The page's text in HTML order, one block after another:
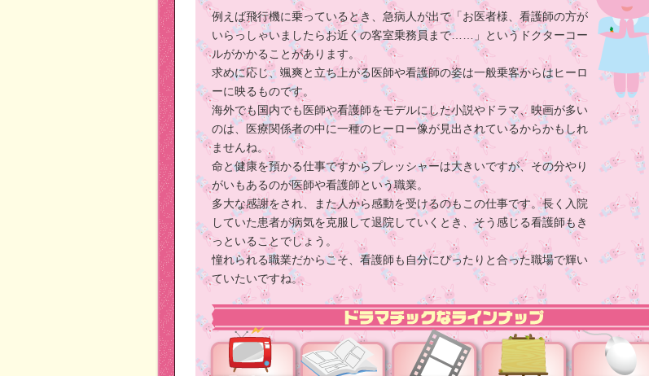
例えば飛行機に乗っているとき、急病人が出で「お医者様、看護師の方が
いらっしゃいましたらお近くの客室乗務員まで……」というドクターコー
ルがかかることがあります。
求めに応じ、颯爽と立ち上がる医師や看護師の姿は一般乗客からはヒーロ
ーに映るものです。
海外でも国内でも医師や看護師をモデルにした小説やドラマ、映画が多い
のは、医療関係者の中に一種のヒーロー像が見出されているからかもしれ
ませんね。
命と健康を預かる仕事ですからプレッシャーは大きいですが、その分やり
がいもあるのが医師や看護師という職業。
多大な感謝をされ、また人から感動を受けるのもこの仕事です。長く入院
していた患者が病気を克服して退院していくとき、そう感じる看護師もき
っといることでしょう。
憧れられる職業だからこそ、看護師も自分にぴったりと合った職場で輝い
ていたいですね。